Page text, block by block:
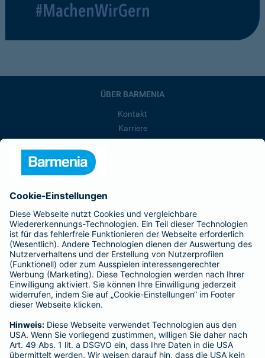
#MachenWirGern
ÜBER BARMENIA
Kontakt
Karriere
Barmenia ist Teil der BarmeniaGothaer
BELIEBTE SEITEN
Kranken-Zusatzversicherung
Tierversicherungen
Haftpflichtversicherung
Hausratversicherung
Adresse ändern
Schaden melden